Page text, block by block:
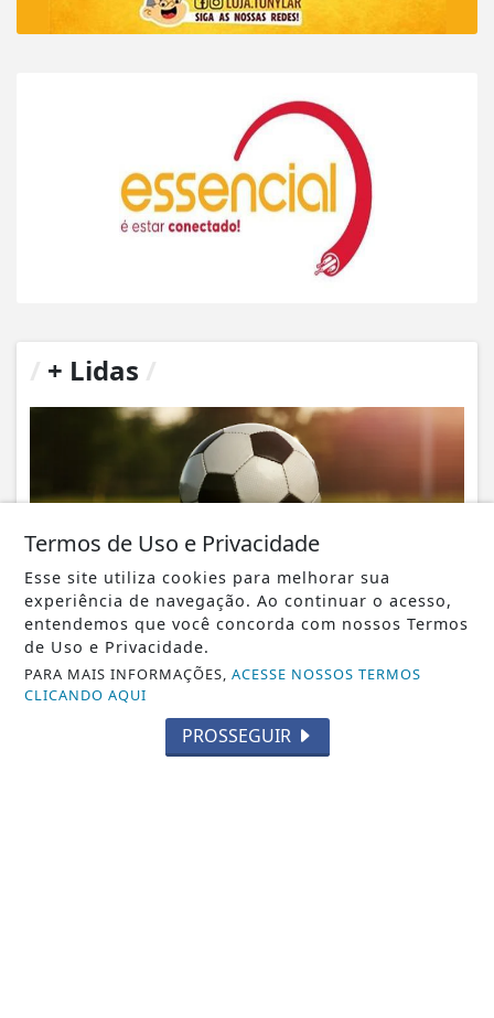
+ Lidas
NOTICIA EM DESTAQUE
Começa nesta sexta-feira as semifinais do
Campeonato Municipal de Futebol de
Notícia em Destaque
Termos de Uso e Privacidade
Esse site utiliza cookies para melhorar sua
experiência de navegação. Ao continuar o acesso,
entendemos que você concorda com nossos Termos
de Uso e Privacidade.
PARA MAIS INFORMAÇÕES,ACESSE NOSSOS TERMOS
CLICANDO AQUI
PROSSEGUIR